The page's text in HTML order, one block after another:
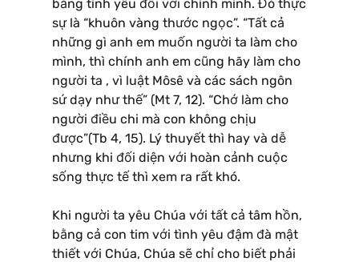
bằng tình yêu đối với chính mình. Đó thực
sự là “khuôn vàng thước ngọc”. “Tất cả
những gì anh em muốn người ta làm cho
mình, thì chính anh em cũng hãy làm cho
người ta , vì luật Môsê và các sách ngôn
sứ dạy như thế” (Mt 7, 12). “Chớ làm cho
người điều chi mà con không chịu
được”(Tb 4, 15). Lý thuyết thì hay và dễ
nhưng khi đối diện với hoàn cảnh cuộc
sống thực tế thì xem ra rất khó.
Khi người ta yêu Chúa với tất cả tâm hồn,
bằng cả con tim với tình yêu đậm đà mật
thiết với Chúa, Chúa sẽ chỉ cho biết phải